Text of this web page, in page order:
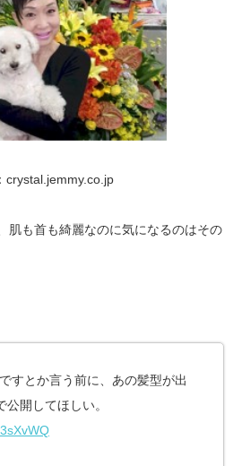
crystal.jemmy.co.jp
肌も首も綺麗なのに気になるのはその
すとか言う前に、あの髪型が出
開してほしい。